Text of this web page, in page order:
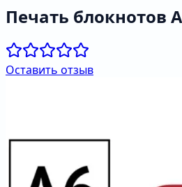
Печать блокнотов
Оставить отзыв